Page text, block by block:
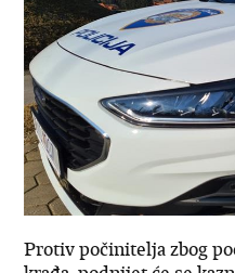
Protiv počinitelja zbog